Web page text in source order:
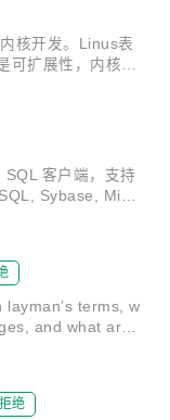
是无用之人，是
的浏览器乱喷，发
令人振奋，试图
下“IE垃圾”这样
核开发。Linus表
可扩展性，内核从
是其它地方。 他，
参与开发递交补
码——这就是内核
琐事，可能不会干
阅读代码，当补丁
如果你看完代码说
客户端，支持
Sybase, Mim
执行SQL查询和脚
据，修改数据库结
括： Eclipse plu
Database c
layman’s terms, w
and what are t
。伯乐在线挑选得
Lewis 的回复 （3
女人） PHP 是十
拒绝